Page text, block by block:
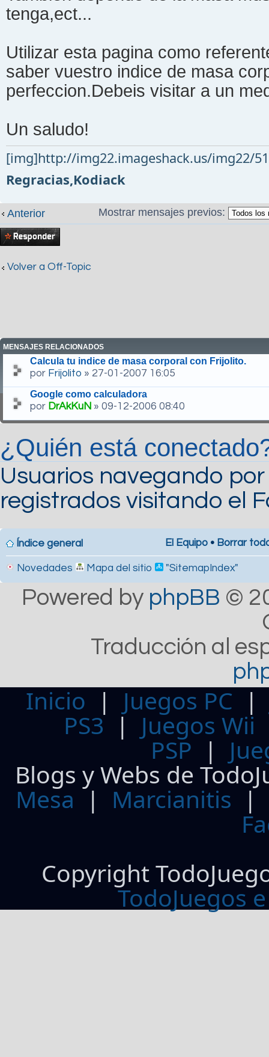
tenga,ect...
Utilizar esta pagina como
saber vuestro indice de masa
perfeccion.Debeis visitar a un
Un saludo!
[img]http://img22.imageshack.us/img22/
Regracias,Kodiack
Anterior Mostrar mensajes previos:
Publicar una
respuesta
Volver a Off-Topic
MENSAJES RELACIONADOS
Calcula tu indice de masa corporal con Frijolito.
por Frijolito » 27-01-2007 16:05
Google como calculadora
por DrAkKuN » 09-12-2006 08:40
¿Quién está
Usuarios navegando
registrados visitando el
Índice general El Equipo • Borrar
Novedades Mapa del sitio "SitemapIndex"
Powered by phpBB ©
Traducción al
Inicio | Juegos PC
PS3| Juegos Wii
PSP |
Blogs y Webs de
Mesa | Marcianitis |
Copyright
TodoJuegos